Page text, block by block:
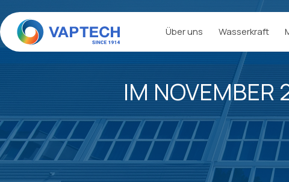
Inhalt
springen
Über uns Wasserkraft
IM NOVEMBER